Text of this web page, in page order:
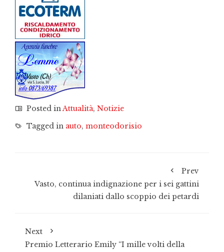
Posted inAttualità, Notizie
Tagged in auto, monteodorisio
Prev
Vasto, continua indignazione per i sei gattini
dilaniati dallo scoppio dei petardi
Next
Premio Letterario Emily “I mille volti della